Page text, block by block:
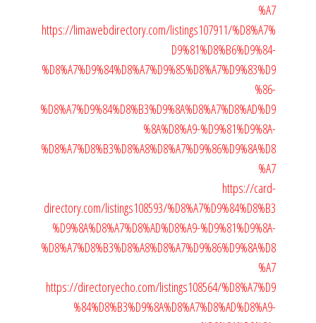
%A7
https://limawebdirectory.com/listings107911/%D8%A7%
D9%81%D8%B6%D9%84-
%D8%A7%D9%84%D8%A7%D9%85%D8%A7%D9%83%D9
%86-
%D8%A7%D9%84%D8%B3%D9%8A%D8%A7%D8%AD%D9
%8A%D8%A9-%D9%81%D9%8A-
%D8%A7%D8%B3%D8%A8%D8%A7%D9%86%D9%8A%D8
%A7
https://card-
directory.com/listings108593/%D8%A7%D9%84%D8%B3
%D9%8A%D8%A7%D8%AD%D8%A9-%D9%81%D9%8A-
%D8%A7%D8%B3%D8%A8%D8%A7%D9%86%D9%8A%D8
%A7
https://directoryecho.com/listings108564/%D8%A7%D9
%84%D8%B3%D9%8A%D8%A7%D8%AD%D8%A9-